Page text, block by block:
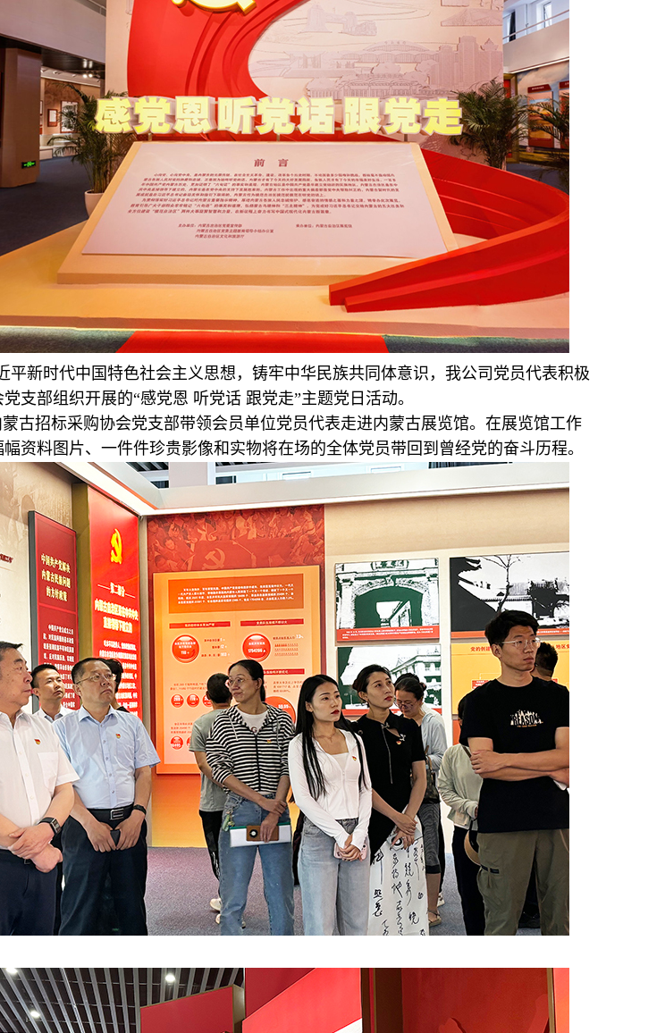
平新时代中国特色社会主义思想，铸牢中华民族共同体意识，我公司党员代表积极
支部组织开展的“感党恩 听党话 跟党走”主题党日活动。
蒙古招标采购协会党支部带领会员单位党员代表走进内蒙古展览馆。在展览馆工作
资料图片、一件件珍贵影像和实物将在场的全体党员带回到曾经党的奋斗历程。